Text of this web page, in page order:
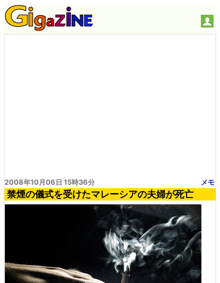
2008年10月06日 15時36分 メモ
禁煙の儀式を受けたマレーシアの夫婦が死亡